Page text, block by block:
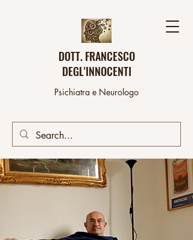
DOTT. FRANCESCO
DEGL'INNOCENTI
Psichiatra e Neurologo